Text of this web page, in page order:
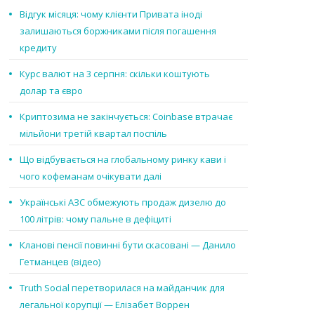
Відгук місяця: чому клієнти Привата іноді
залишаються боржниками після погашення
кредиту
Курс валют на 3 серпня: скільки коштують
долар та євро
Криптозима не закінчується: Coinbase втрачає
мільйони третій квартал поспіль
Що відбувається на глобальному ринку кави і
чого кофеманам очікувати далі
Українські АЗС обмежують продаж дизелю до
100 літрів: чому пальне в дефіциті
Кланові пенсії повинні бути скасовані — Данило
Гетманцев (відео)
Truth Social перетворилася на майданчик для
легальної корупції — Елізабет Воррен